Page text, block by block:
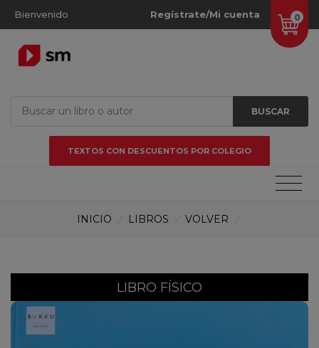
Bienvenido 0
Regístrate/Mi cuenta
BUSCAR
TEXTOS CON DESCUENTOS POR COLEGIO
INICIO LIBROS VOLVER
LIBRO FÍSICO